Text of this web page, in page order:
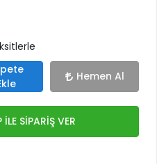
Hemen Al
SİPARİŞ VER